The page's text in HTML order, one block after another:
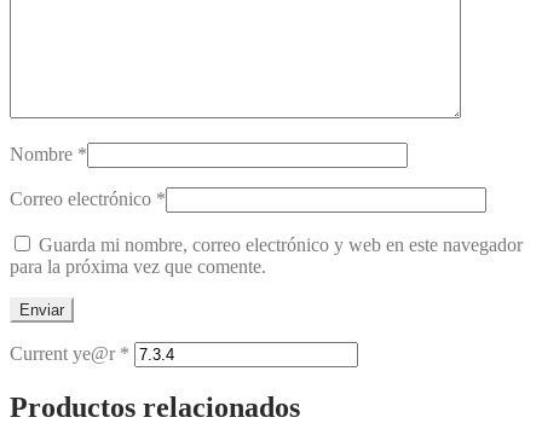
Nombre *
Correo electrónico *
Guarda mi nombre, correo electrónico y web en este navegador
para la próxima vez que comente.
Current ye@r *
Productos relacionados